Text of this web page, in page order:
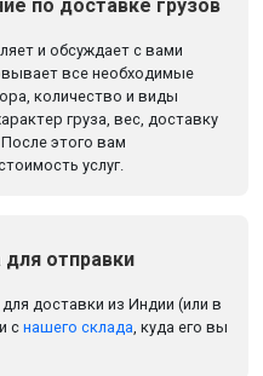
по доставке грузов
и обсуждает с вами
все необходимые
количество и виды
груза, вес, доставку
этого вам
услуг.
для отправки
доставки из Индии (или в
с нашего склада, куда его вы